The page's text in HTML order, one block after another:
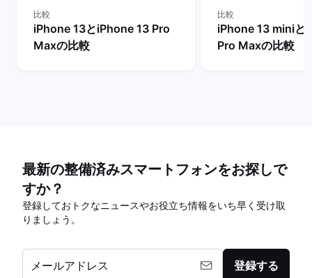
比較
iPhone 13とiPhone 13 Pro
Maxの比較
比較
iPhone 13 miniと
Pro Maxの比較
最新の整備済みスマートフォンをお探しで
すか？
登録しておトクなニュースやお役立ち情報をいち早く受け取
りましょう。
メールアドレス 登録する